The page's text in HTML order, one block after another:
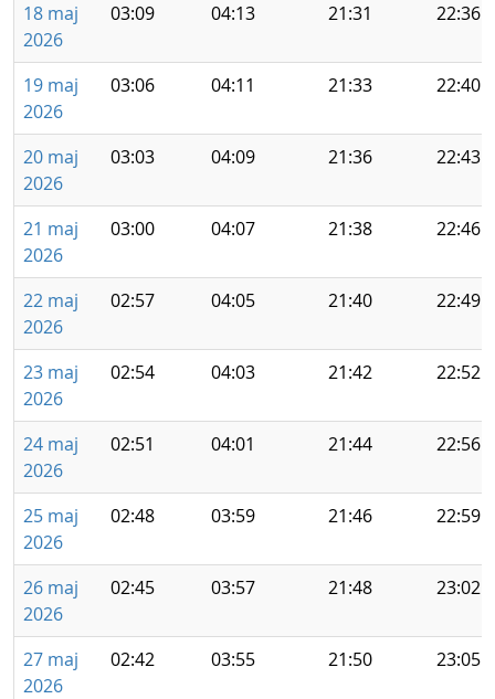
18 maj
2026
03:09 04:13 21:31 22:36
19 maj
2026
03:06 04:11 21:33 22:40
20 maj
2026
03:03 04:09 21:36 22:43
21 maj
2026
03:00 04:07 21:38 22:46
22 maj
2026
02:57 04:05 21:40 22:49
23 maj
2026
02:54 04:03 21:42 22:52
24 maj
2026
02:51 04:01 21:44 22:56
25 maj
2026
02:48 03:59 21:46 22:59
26 maj
2026
02:45 03:57 21:48 23:02
27 maj
2026
02:42 03:55 21:50 23:05